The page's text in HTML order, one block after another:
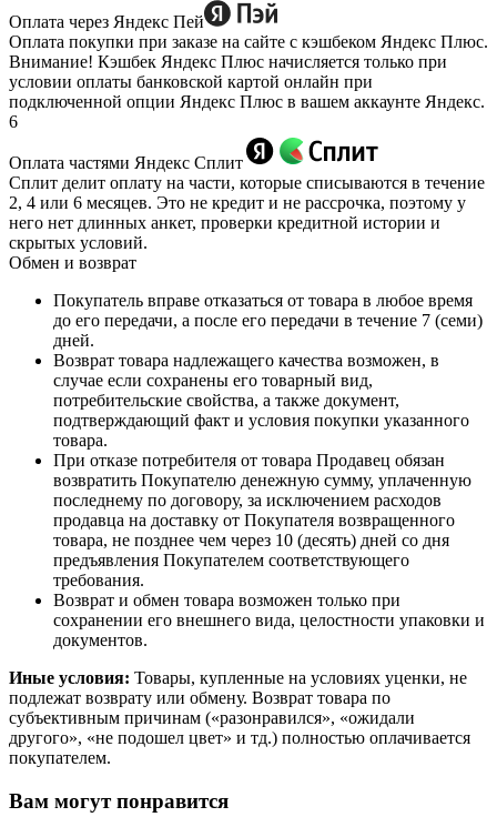
Оплата через Яндекс Пей
Оплата покупки при заказе на сайте с кэшбеком Яндекс Плюс.
Внимание! Кэшбек Яндекс Плюс начисляется только при
условии оплаты банковской картой онлайн при
подключенной опции Яндекс Плюс в вашем аккаунте Яндекс.
6
Оплата частями Яндекс Сплит
Сплит делит оплату на части, которые списываются в течение
2, 4 или 6 месяцев. Это не кредит и не рассрочка, поэтому у
него нет длинных анкет, проверки кредитной истории и
скрытых условий.
Обмен и возврат
Покупатель вправе отказаться от товара в любое время
до его передачи, а после его передачи в течение 7 (семи)
дней.
Возврат товара надлежащего качества возможен, в
случае если сохранены его товарный вид,
потребительские свойства, а также документ,
подтверждающий факт и условия покупки указанного
товара.
При отказе потребителя от товара Продавец обязан
возвратить Покупателю денежную сумму, уплаченную
последнему по договору, за исключением расходов
продавца на доставку от Покупателя возвращенного
товара, не позднее чем через 10 (десять) дней со дня
предъявления Покупателем соответствующего
требования.
Возврат и обмен товара возможен только при
сохранении его внешнего вида, целостности упаковки и
документов.
Иные условия: Товары, купленные на условиях уценки, не
подлежат возврату или обмену. Возврат товара по
субъективным причинам («разонравился», «ожидали
другого», «не подошел цвет» и тд.) полностью оплачивается
покупателем.
Вам могут понравится